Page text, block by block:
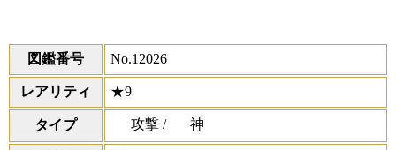
図鑑番号 No.12026
レアリティ ★9
タイプ 攻撃 / 神